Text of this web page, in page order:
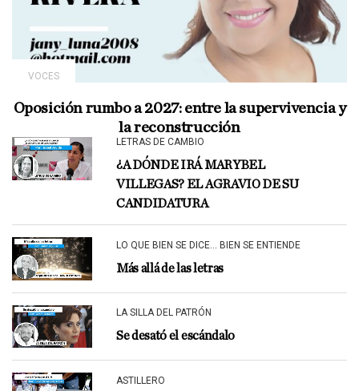
VOCES
Oposición rumbo a 2027: entre la supervivencia y
la reconstrucción
LETRAS DE CAMBIO
¿A DÓNDE IRÁ MARYBEL
VILLEGAS? EL AGRAVIO DE SU
CANDIDATURA
LO QUE BIEN SE DICE... BIEN SE ENTIENDE
Más allá de las letras
LA SILLA DEL PATRÓN
Se desató el escándalo
ASTILLERO